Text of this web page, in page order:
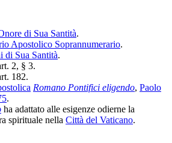
di Sua Santità.
Apostolico Soprannumerario.
di Sua Santità.
2, § 3.
182.
Romano Pontifici eligendo, Paolo
.
ha adattato alle esigenze odierne la
spirituale nella Città del Vaticano.